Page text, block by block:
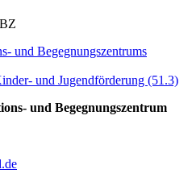
und Begegnungszentrums
und Jugendförderung (51.3)
und Begegnungszentrum